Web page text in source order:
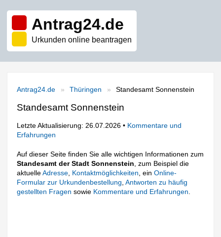
Antrag24.de
Urkunden online beantragen
Antrag24.de Thüringen Standesamt Sonnenstein
Standesamt Sonnenstein
Letzte Aktualisierung: 26.07.2026 • Kommentare und
Erfahrungen
Auf dieser Seite finden Sie alle wichtigen Informationen zum
Standesamt der Stadt Sonnenstein , zum Beispiel die
aktuelleAdresse Kontaktmöglichkeiten , einOnline-
Formular zur Urkundenbestellung ,Antworten zu häufig
gestellten Fragen sowie Kommentare und Erfahrungen